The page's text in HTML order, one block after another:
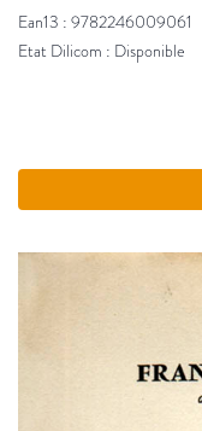
Ean13 : 9782246009061
Etat Dilicom : Disponible